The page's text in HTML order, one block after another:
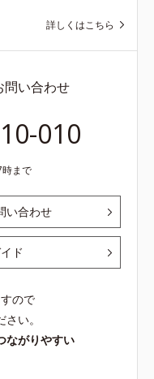
詳しくはこちら
問い合わせ
010
まで
い合わせ
ド
ので
い。
ながりやすい